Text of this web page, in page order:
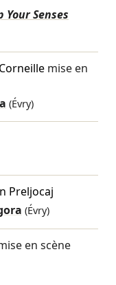
Senses
mise en
(Évry)
Preljocaj
(Évry)
en scène